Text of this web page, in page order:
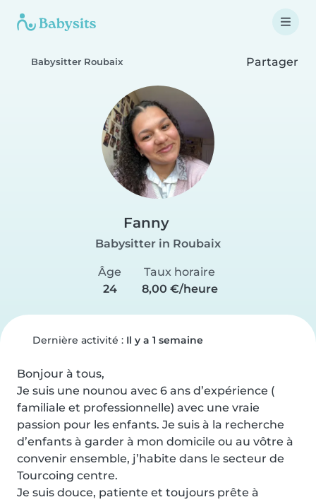
Babysitter Roubaix Partager
Fanny
Babysitter in Roubaix
Âge
24
Taux horaire
8,00 €/heure
Dernière activité : Il y a 1 semaine
Bonjour à tous,
Je suis une nounou avec 6 ans d’expérience (
familiale et professionnelle) avec une vraie
passion pour les enfants. Je suis à la recherche
d’enfants à garder à mon domicile ou au vôtre à
convenir ensemble, j’habite dans le secteur de
Tourcoing centre.
Je suis douce, patiente et toujours prête à